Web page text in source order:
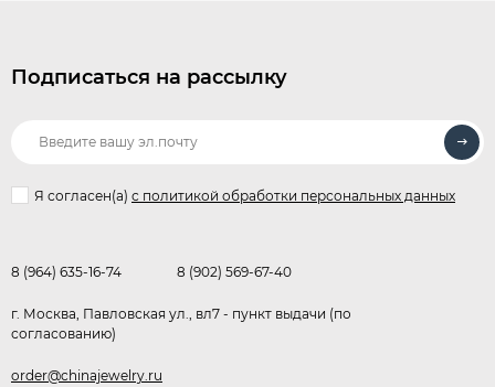
Подписаться на рассылку
Я согласен(a) с политикой обработки персональных данных
8 (964) 635-16-74 8 (902) 569-67-40
г. Москва, Павловская ул., вл7 - пункт выдачи (по
согласованию)
order@chinajewelry.ru